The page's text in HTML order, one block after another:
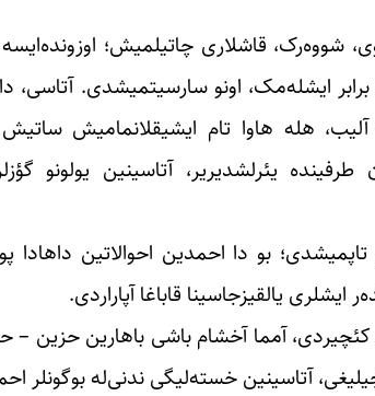
شووه‌رک، قاشلاری چاتیلمیش؛
ایشله‌مک، اونو سارسیتمیشدی.
آلیب، هله هاوا تام ایشیقلانمامیش
طرفینده یئرلشدیریر، آتاسینین
بو دا احمدین احوالاتین داهادا
یالقیزجاسینا قاباغا آپاراردی.
کئچیردی، آمما آخشام باشی باهارین حزین
آتاسینین خسته‌لیگی ندنی‌له بوگونلر